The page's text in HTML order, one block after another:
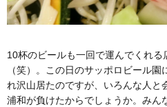
10杯のビールも一回で運んでくれる
（笑）。この日のサッポロビール
れ沢山居たのですが、いろんな人と
浦和が負けたからでしょうか。みん